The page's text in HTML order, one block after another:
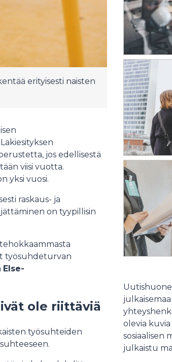
erityisesti naisten
jos edellisestä
viisi vuotta.
yksi vuosi.
raskaus- ja
on tyypillisin
työsuhdeturvan
Else-
ole riittäviä
työsuhteiden
olevia
sosiaalisen
julkaistu